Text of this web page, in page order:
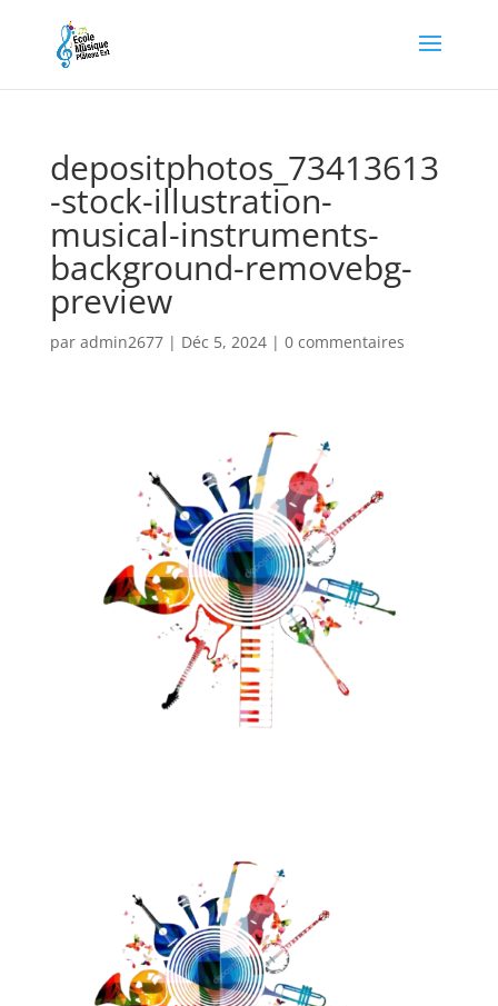
depositphotos_73413613
-stock-illustration-
musical-instruments-
background-removebg-
preview
par admin2677| Déc 5, 2024| 0 commentaires